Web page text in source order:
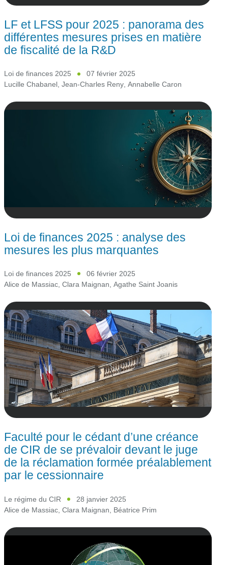
LF et LFSS pour 2025 : panorama des
différentes mesures prises en matière
de fiscalité de la R&D
Loi de finances 2025
07 février 2025
Lucille Chabanel, Jean-Charles Reny, Annabelle Caron
Loi de finances 2025 : analyse des
mesures les plus marquantes
Loi de finances 2025
06 février 2025
Alice de Massiac, Clara Maignan, Agathe Saint Joanis
Faculté pour le cédant d’une créance
de CIR de se prévaloir devant le juge
de la réclamation formée préalablement
par le cessionnaire
Le régime du CIR
28 janvier 2025
Alice de Massiac Clara Maignan Béatrice Prim